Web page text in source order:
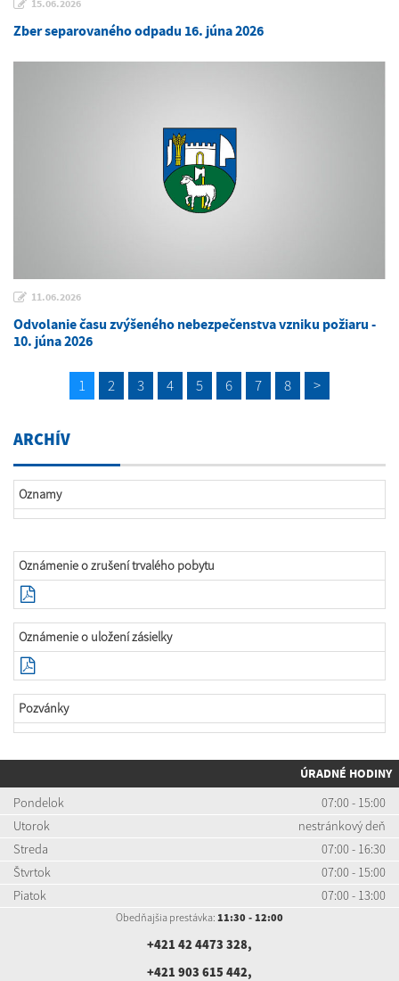
15.06.2026
Zber separovaného odpadu 16. júna 2026
11.06.2026
Odvolanie času zvýšeného nebezpečenstva vzniku požiaru -
10. júna 2026
1 2 3 4 5 6 7 8 >
ARCHÍV
Oznamy
Oznámenie o zrušení trvalého pobytu
Oznámenie o uložení zásielky
Pozvánky
ÚRADNÉ HODINY
Pondelok
07:00 - 15:00
Utorok
nestránkový deň
Streda
07:00 - 16:30
Štvrtok
07:00 - 15:00
Piatok
07:00 - 13:00
Obedňajšia prestávka: 11:30 - 12:00
+421 42 4473 328,
+421 903 615 442,